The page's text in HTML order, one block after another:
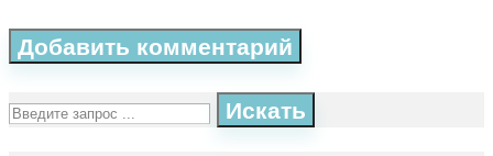
Искать